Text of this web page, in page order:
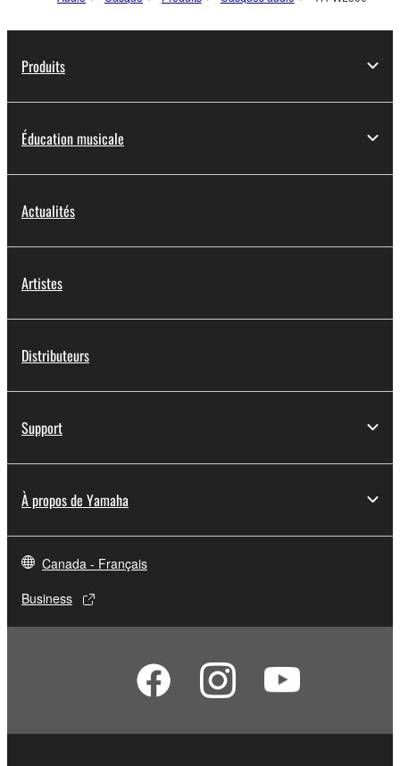
Produits
Éducation musicale
Actualités
Artistes
Distributeurs
Support
À propos de Yamaha
Canada - Français
Business